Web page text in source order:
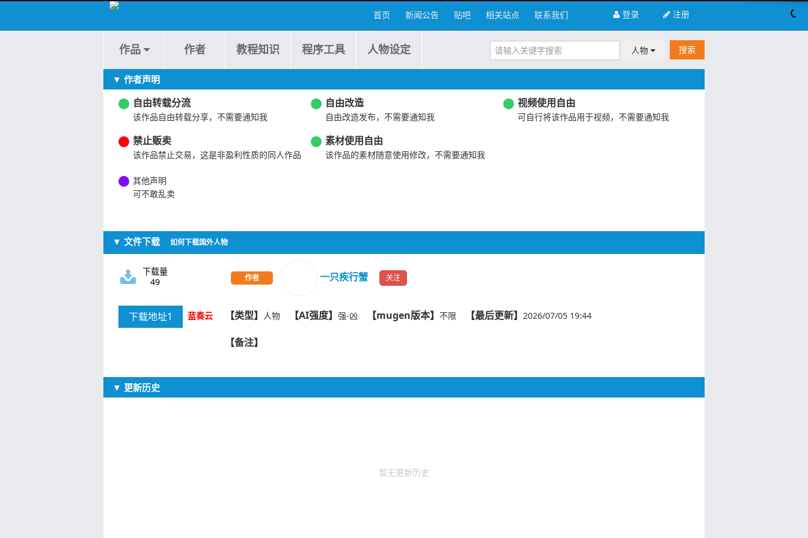
注册
登录
首页 新闻公告 贴吧 相关站点 联系我们
作品 作者 教程知识 程序工具 人物设定 人物 搜索
▼ 作者声明
自由转载分流
该作品自由转载分享，不需要通知我
自由改造
自由改造发布，不需要通知我
视频使用自由
可自行将该作品用于视频，不需要通知我
禁止贩卖
该作品禁止交易，这是非盈利性质的同人作品
素材使用自由
该作品的素材随意使用修改，不需要通知我
其他声明
可不敢乱卖
▼ 文件下载 如何下载国外人物
下载量
49
下载地址1 蓝奏云
作者 一只疾行蟹 关注
【类型】 人物 【AI强度】 强-凶 【mugen版本】 不限 【最后更新】 2026/07/05 19:44
【备注】
▼ 更新历史
暂无更新历史